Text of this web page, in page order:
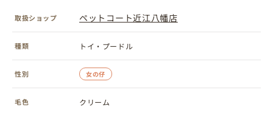
取扱ショップ ペットコート近江八幡店
種類 トイ・プードル
性別 女の仔
毛色 クリーム